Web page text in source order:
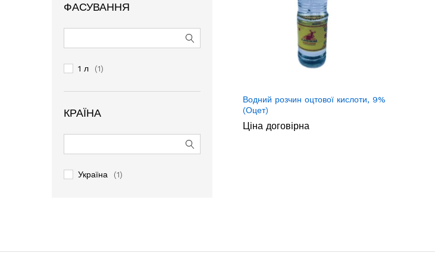
Водний розчин оцтової кислоти, 9%
(Оцет)
Ціна договірна
ФАСУВАННЯ
1 л (1)
КРАЇНА
Україна (1)